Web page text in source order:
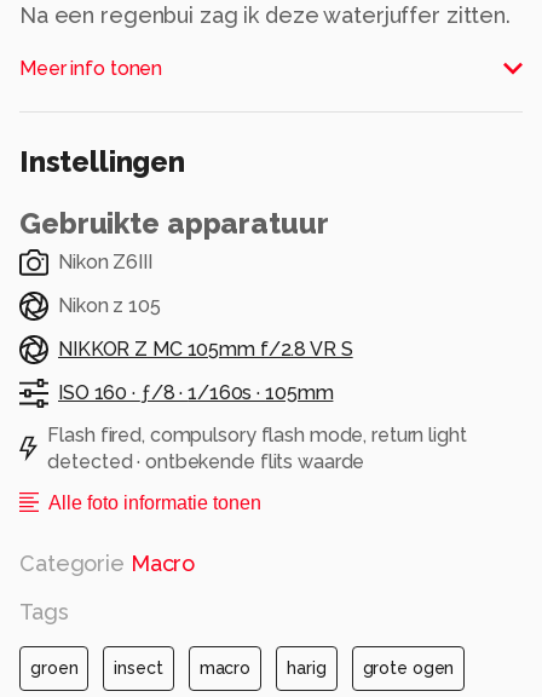
Na een regenbui zag ik deze waterjuffer zitten.
modelleren.
gemaakt met behulp van AK-diffuser en niet
Alle rechten voorbehouden
Meer info tonen
Instellingen
Gebruikte apparatuur
Nikon Z6III
Nikon z 105
NIKKOR Z MC 105mm f/2.8 VR S
ISO 160 · ƒ/8 ·1/160s ·105mm
Flash fired, compulsory flash mode, return light
detected · ontbekende flits waarde
Alle foto informatie tonen
Categorie Macro
Tags
groen insect macro harig grote ogen